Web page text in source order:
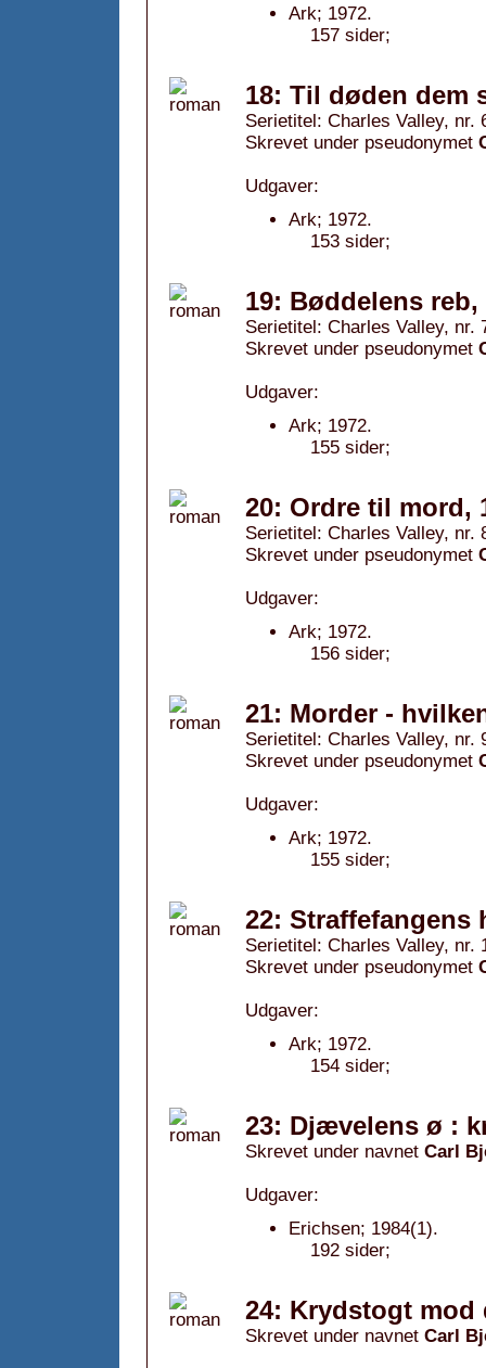
Ark; 1972.
157 sider;
18: Til døden dem
Serietitel: Charles Valley, nr.
Skrevet under pseudonymet
Udgaver:
Ark; 1972.
153 sider;
19: Bøddelens reb,
Serietitel: Charles Valley, nr.
Skrevet under pseudonymet
Udgaver:
Ark; 1972.
155 sider;
20: Ordre til mord,
Serietitel: Charles Valley, nr.
Skrevet under pseudonymet
Udgaver:
Ark; 1972.
156 sider;
21: Morder -
Serietitel: Charles Valley, nr.
Skrevet under pseudonymet
Udgaver:
Ark; 1972.
155 sider;
22: Straffefangens
Serietitel: Charles Valley, nr.
Skrevet under pseudonymet
Udgaver:
Ark; 1972.
154 sider;
23: Djævelens ø :
Skrevet under navnet Carl
Udgaver:
Erichsen; 1984(1).
192 sider;
24: Krydstogt mod
Skrevet under navnet Carl